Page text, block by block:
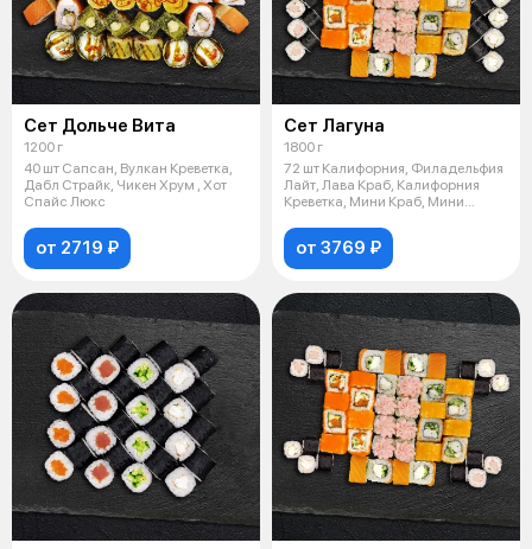
Сет Дольче Вита
1200 г
40 шт Сапсан, Вулкан Креветка,
Дабл Страйк, Чикен Хрум , Хот
Спайс Люкс
от 2719 ₽
Сет Лагуна
1800 г
72 шт Калифорния, Филадельфия
Лайт, Лава Краб, Калифорния
Креветка, Мини Краб, Мини
от 3769 ₽